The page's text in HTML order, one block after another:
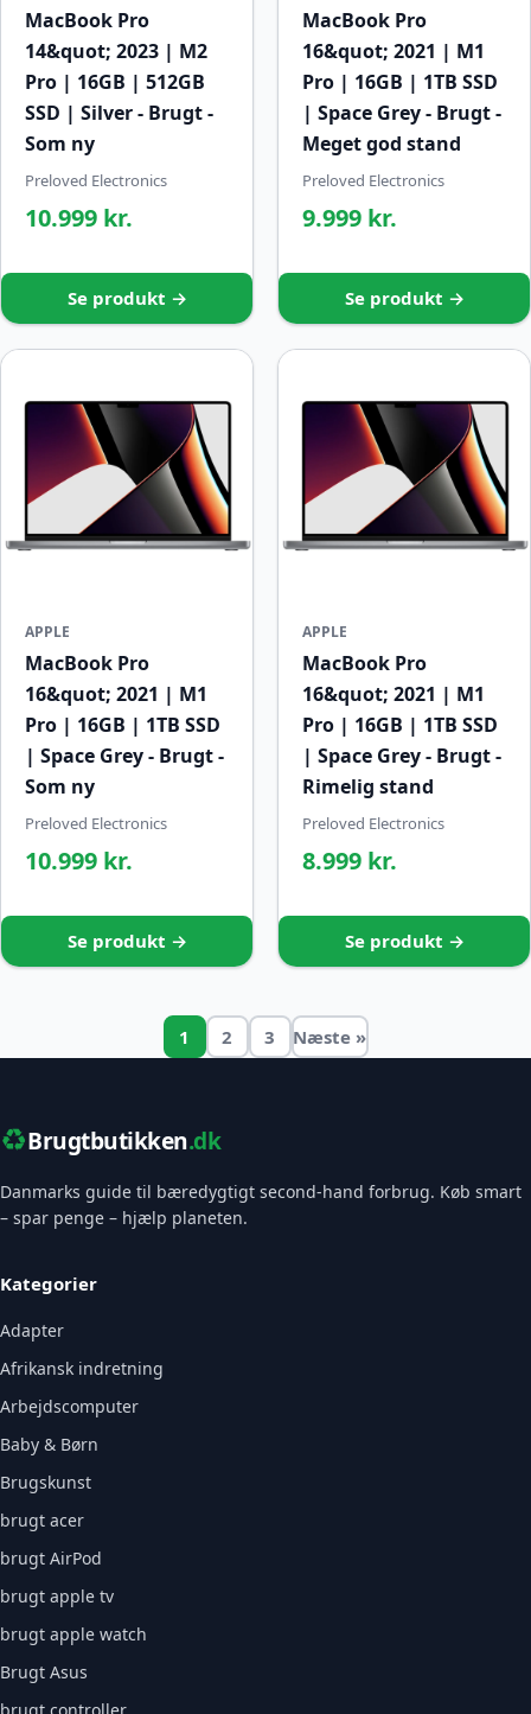
MacBook Pro
14&quot; 2023 | M2
Pro | 16GB | 512GB
SSD | Silver - Brugt -
Som ny
Preloved Electronics
10.999 kr.
Se produkt →
MacBook Pro
16&quot; 2021 | M1
Pro | 16GB | 1TB SSD
| Space Grey - Brugt -
Meget god stand
Preloved Electronics
9.999 kr.
Se produkt →
APPLE
MacBook Pro
16&quot; 2021 | M1
Pro | 16GB | 1TB SSD
| Space Grey - Brugt -
Som ny
Preloved Electronics
10.999 kr.
Se produkt →
APPLE
MacBook Pro
16&quot; 2021 | M1
Pro | 16GB | 1TB SSD
| Space Grey - Brugt -
Rimelig stand
Preloved Electronics
8.999 kr.
Se produkt →
1 2 3 Næste »
♻️Brugtbutikken.dk
Danmarks guide til bæredygtigt second-hand forbrug. Køb smart
– spar penge – hjælp planeten.
Kategorier
Adapter
Afrikansk indretning
Arbejdscomputer
Baby & Børn
Brugskunst
brugt acer
brugt AirPod
brugt apple tv
brugt apple watch
Brugt Asus